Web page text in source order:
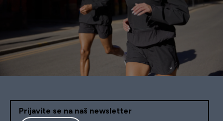
Prijavite se na naš newsletter